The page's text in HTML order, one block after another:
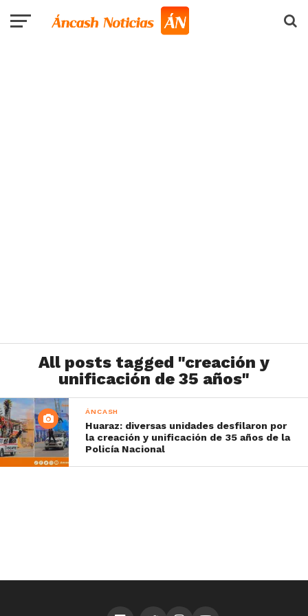
All posts tagged "creación y
unificación de 35 años"
ÁNCASH
Huaraz: diversas unidades desfilaron por
la creación y unificación de 35 años de la
Policía Nacional